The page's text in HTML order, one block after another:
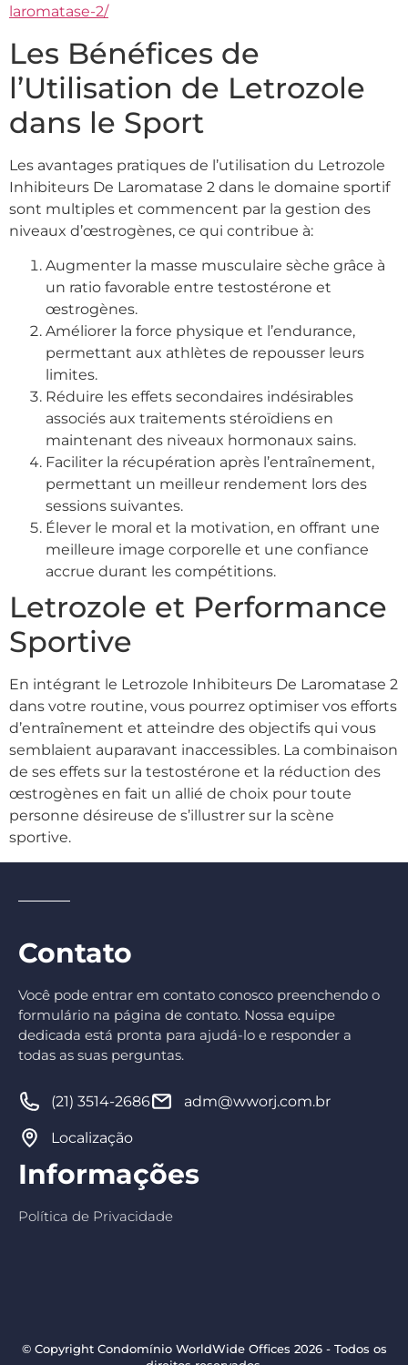
laromatase-2/
Les Bénéfices de
l’Utilisation de Letrozole
dans le Sport
Les avantages pratiques de l’utilisation du Letrozole
Inhibiteurs De Laromatase 2 dans le domaine sportif
sont multiples et commencent par la gestion des
niveaux d’œstrogènes, ce qui contribue à:
Augmenter la masse musculaire sèche grâce à
un ratio favorable entre testostérone et
œstrogènes.
Améliorer la force physique et l’endurance,
permettant aux athlètes de repousser leurs
limites.
Réduire les effets secondaires indésirables
associés aux traitements stéroïdiens en
maintenant des niveaux hormonaux sains.
Faciliter la récupération après l’entraînement,
permettant un meilleur rendement lors des
sessions suivantes.
Élever le moral et la motivation, en offrant une
meilleure image corporelle et une confiance
accrue durant les compétitions.
Letrozole et Performance
Sportive
En intégrant le Letrozole Inhibiteurs De Laromatase 2
dans votre routine, vous pourrez optimiser vos efforts
d’entraînement et atteindre des objectifs qui vous
semblaient auparavant inaccessibles. La combinaison
de ses effets sur la testostérone et la réduction des
œstrogènes en fait un allié de choix pour toute
personne désireuse de s’illustrer sur la scène
sportive.
Contato
Você pode entrar em contato conosco preenchendo o
formulário na página de contato. Nossa equipe
dedicada está pronta para ajudá-lo e responder a
todas as suas perguntas.
(21) 3514-2686 adm@wworj.com.br
Localização
Informações
Política de Privacidade
© Copyright Condomínio WorldWide Offices 2026 - Todos os